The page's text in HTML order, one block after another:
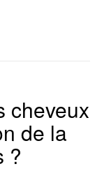
cheveux
de la
?